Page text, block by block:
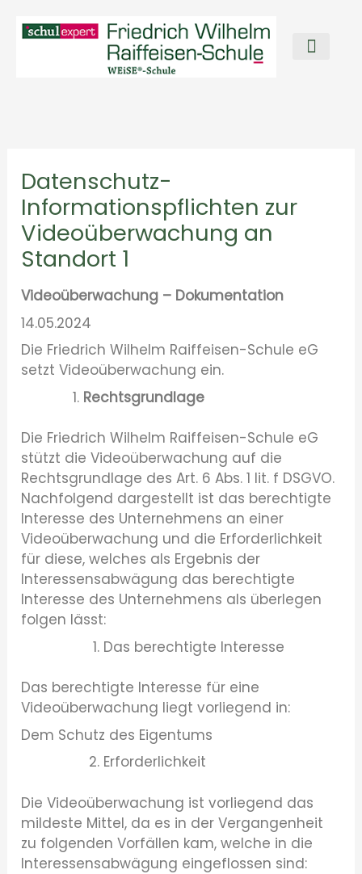
Inhalt
Datenschutz-
Informationspflichten zur
Videoüberwachung an
Standort 1
Videoüberwachung – Dokumentation
14.05.2024
Die Friedrich Wilhelm Raiffeisen-Schule eG
setzt Videoüberwachung ein.
Rechtsgrundlage
Die Friedrich Wilhelm Raiffeisen-Schule eG
stützt die Videoüberwachung auf die
Rechtsgrundlage des Art. 6 Abs. 1 lit. f DSGVO.
Nachfolgend dargestellt ist das berechtigte
Interesse des Unternehmens an einer
Videoüberwachung und die Erforderlichkeit
für diese, welches als Ergebnis der
Interessensabwägung das berechtigte
Interesse des Unternehmens als überlegen
folgen lässt:
Das berechtigte Interesse
Das berechtigte Interesse für eine
Videoüberwachung liegt vorliegend in:
Dem Schutz des Eigentums
Erforderlichkeit
Die Videoüberwachung ist vorliegend das
mildeste Mittel, da es in der Vergangenheit
zu folgenden Vorfällen kam, welche in die
Interessensabwägung eingeflossen sind: